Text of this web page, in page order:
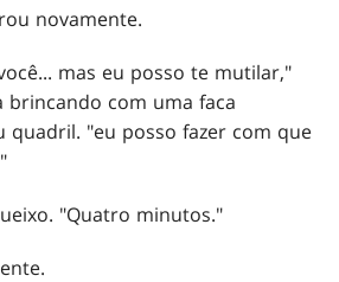
novamente.
mas eu posso te mutilar,"
brincando com uma faca
quadril. "eu posso fazer com que
"Quatro minutos."